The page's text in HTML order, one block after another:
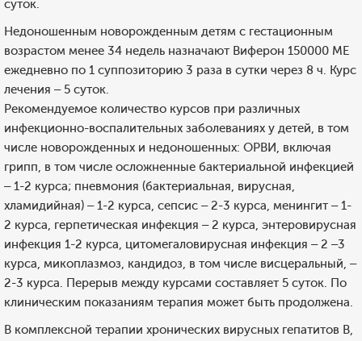
суток.
Недоношенным новорожденным детям с гестационным
возрастом менее 34 недель назначают Виферон 150000 МЕ
ежедневно по 1 суппозиторию 3 раза в сутки через 8 ч. Курс
лечения – 5 суток.
Рекомендуемое количество курсов при различных
инфекционно-воспалительных заболеваниях у детей, в том
числе новорожденных и недоношенных: ОРВИ, включая
грипп, в том числе осложненные бактериальной инфекцией
– 1-2 курса; пневмония (бактериальная, вирусная,
хламидийная) – 1-2 курса, сепсис – 2-3 курса, менингит – 1-
2 курса, герпетическая инфекция – 2 курса, энтеровирусная
инфекция 1-2 курса, цитомегаловирусная инфекция – 2 –3
курса, микоплазмоз, кандидоз, в том числе висцеральный, –
2-3 курса. Перерыв между курсами составляет 5 суток. По
клиническим показаниям терапия может быть продолжена.
В комплексной терапии хронических вирусных гепатитов В,